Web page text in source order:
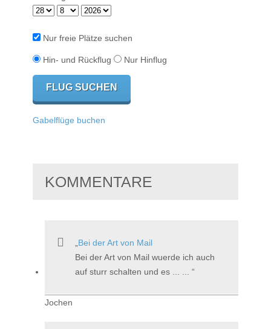
Nur freie Plätze suchen
Hin- und Rückflug Nur Hinflug
Gabelflüge buchen
KOMMENTARE
Bei der Art von Mail
Bei der Art von Mail wuerde ich auch
auf sturr schalten und es ... ...
Jochen